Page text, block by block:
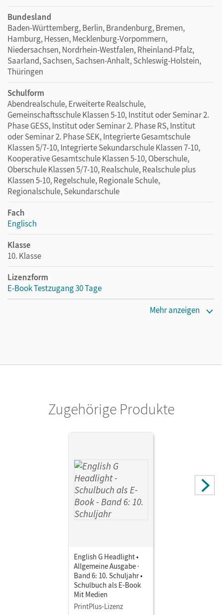
Bundesland
Baden-Württemberg, Berlin, Brandenburg, Bremen,
Hamburg, Hessen, Mecklenburg-Vorpommern,
Niedersachsen, Nordrhein-Westfalen, Rheinland-Pfalz,
Saarland, Sachsen, Sachsen-Anhalt, Schleswig-Holstein,
Thüringen
Schulform
Abendrealschule, Erweiterte Realschule,
Gemeinschaftsschule Klassen 5-10, Institut oder Seminar 2.
Phase GESS, Institut oder Seminar 2. Phase RS, Institut
oder Seminar 2. Phase SEK, Integrierte Gesamtschule
Klassen 5/7-10, Integrierte Sekundarschule Klassen 7-10,
Kooperative Gesamtschule Klassen 5-10, Oberschule,
Oberschule Klassen 5/7-10, Realschule, Realschule plus
Klassen 5-10, Regelschule, Regionale Schule,
Regionalschule, Sekundarschule
Fach
Englisch
Klasse
10. Klasse
Lizenzform
E-Book Testzugang 30 Tage
Herausgeber/-in
Biederstädt, Wolfgang
Mehr anzeigen
Zugehörige Produkte
English G Headlight •
Allgemeine Ausgabe ·
Band 6: 10. Schuljahr •
Schulbuch als E-Book
Mit Medien
PrintPlus-Lizenz